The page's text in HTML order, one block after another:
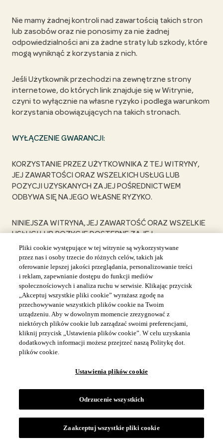
Nie mamy żadnej kontroli nad zawartością takich stron
lub zasobów oraz nie ponosimy za nie żadnej
odpowiedzialności ani za żadne straty lub szkody, które
mogą wyniknąć z korzystania z nich.
Jeśli Użytkownik przechodzi na zewnętrzne strony
internetowe, do których link znajduje się w Witrynie,
czyni to wyłącznie na własne ryzyko i podlega warunkom
korzystania obowiązujących na takich stronach.
WYŁĄCZENIE GWARANCJI:
KORZYSTANIE PRZEZ UŻYTKOWNIKA Z TEJ WITRYNY,
JEJ ZAWARTOŚCI ORAZ WSZELKICH USŁUG LUB
POZYCJI UZYSKANYCH ZA JEJ POŚREDNICTWEM
ODBYWA SIĘ NA JEGO WŁASNE RYZYKO.
NINIEJSZA WITRYNA, JEJ ZAWARTOŚĆ ORAZ WSZELKIE
USŁUGI LUB POZYCJE DOSTĘPNE ZA JEJ
POŚREDNICTWEM SĄ DOSTARCZANE NA ZASADZIE „TAK
JAK JEST” I „W MIARĘ DOSTĘPNOŚCI”, BEZ
JAKICHKOLWIEK GWARANCJI, ZARÓWNO WYRAŹNYCH,
JAK I DOROZUMIANYCH.
ANI SPÓŁKA, ANI ŻADNA OSOBA ZWIĄZANA ZE SPÓŁKĄ
NIE UDZIELAJĄ ŻADNYCH GWARANCJI ANI NIE SKŁADAJĄ
ŻADNYCH OŚWIADCZEŃ W ZAKRESIE KOMPLETNOŚCI,
BEZPIECZEŃSTWA, NIEZAWODNOŚCI, JAKOŚCI,
DOKŁADNOŚCI LUB DOSTĘPNOŚCI NINIEJSZEJ WITRYNY.
BEZ OGRANICZANIA POWYŻSZEGO ZAPISU ANI SPÓŁKA,
OŚWIADCZAJĄ ANI NIE GWARANTUJĄ, ŻE NINIEJSZA
WITRYNA, JEJ ZAWARTOŚĆ LUB USŁUGI LUB POZYCJE
DOSTĘPNE ZA JEJ POŚREDNICTWEM BĘDĄ DOKŁADNE,
NIEZAWODNE, WOLNE OD BŁĘDÓW ŻE LUB BĘDĄ
DZIAŁAĆ NIEPRZERWANIE, ŻE USTERKI ZOSTANĄ
Pliki cookie występujące w tej witrynie są wykorzystywane
przez nas i osoby trzecie do różnych celów, takich jak
oferowanie lepszej jakości przeglądania, personalizowanie treści
i reklam, zapewnianie dostępu do funkcji mediów
społecznościowych i analiza ruchu w serwisie. Klikając przycisk
„Akceptuj wszystkie pliki cookie” wyrażasz zgodę na
przechowywanie wszystkich plików cookie na Twoim
urządzeniu. Aby w dowolnym momencie zrezygnować z
niektórych plików cookie lub zarządzać swoimi preferencjami,
kliknij przycisk „Ustawienia plików cookie”. W celu uzyskania
dodatkowych informacji możesz przejrzeć naszą Politykę dot.
plików cookie.
Ustawienia plików cookie
Odrzucenie wszystkich
Zaakceptuj wszystkie pliki cookie